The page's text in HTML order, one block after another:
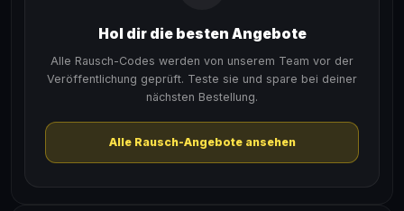
Hol dir die besten Angebote
Alle Rausch-Codes werden von unserem Team vor der
Veröffentlichung geprüft. Teste sie und spare bei deiner
nächsten Bestellung.
Alle Rausch-Angebote ansehen